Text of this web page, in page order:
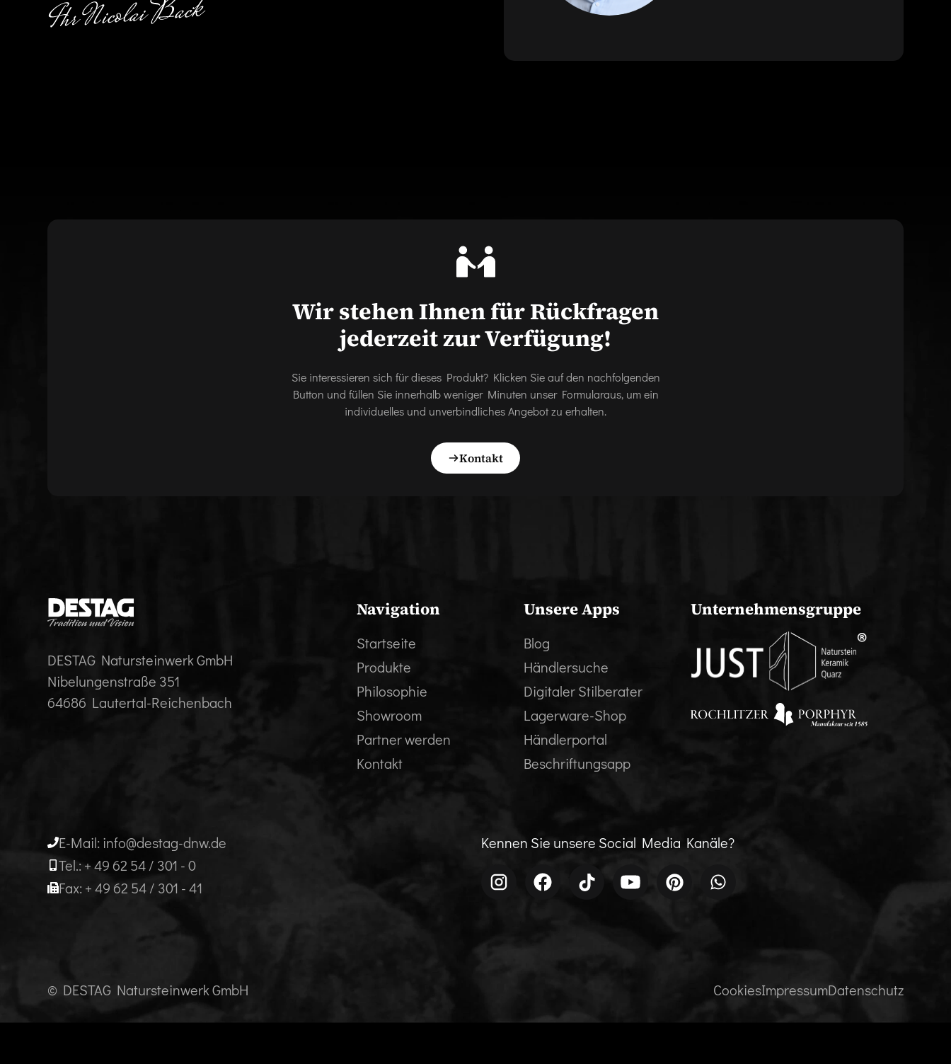
Wir stehen Ihnen für Rückfragen
jederzeit zur Verfügung!
Sie interessieren sich für dieses Produkt? Klicken Sie auf den nachfolgenden
Button und füllen Sie innerhalb weniger Minuten unser Formularaus, um ein
individuelles und unverbindliches Angebot zu erhalten.
Kontakt
DESTAG Natursteinwerk GmbH
Nibelungenstraße 351
64686 Lautertal-Reichenbach
Navigation
Startseite
Produkte
Philosophie
Showroom
Partner werden
Kontakt
Unsere Apps
Blog
Händlersuche
Digitaler Stilberater
Lagerware-Shop
Händlerportal
Beschriftungsapp
Unternehmensgruppe
E-Mail: info@destag-dnw.de
Tel.: + 49 62 54 / 301 - 0
Fax: + 49 62 54 / 301 - 41
Kennen Sie unsere Social Media Kanäle?
© DESTAG Natursteinwerk GmbH CookiesImpressumDatenschutz